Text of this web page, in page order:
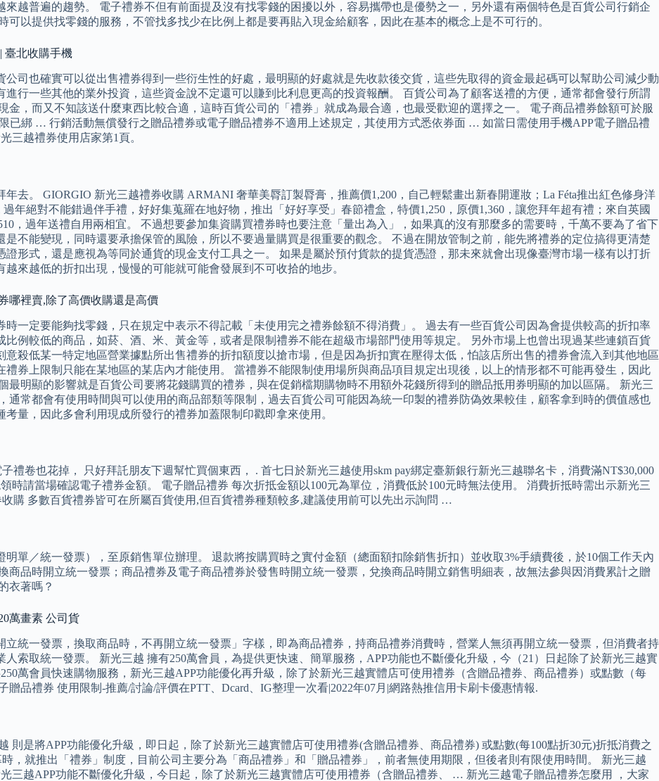
越普遍的趨勢。 電子禮券不但有前面提及沒有找零錢的困擾以外，容易攜帶也是優勢之一，另外還有兩個特色是百貨公司行銷企
以提供找零錢的服務，不管找多找少在比例上都是要再貼入現金給顧客，因此在基本的概念上是不可行的。
臺北收購手機
司也確實可以從出售禮券得到一些衍生性的好處，最明顯的好處就是先收款後交貨，這些先取得的資金最起碼可以幫助公司減少動
行一些其他的業外投資，這些資金說不定還可以賺到比利息更高的投資報酬。 百貨公司為了顧客送禮的方便，通常都會發行所謂
金，而又不知該送什麼東西比較合適，這時百貨公司的「禮券」就成為最合適，也最受歡迎的選擇之一。 電子商品禮券餘額可於服
已綁 … 行銷活動無償發行之贈品禮券或電子贈品禮券不適用上述規定，其使用方式悉依券面 … 如當日需使用手機APP電子贈品禮
三越禮券使用店家第1頁。
去。 GIORGIO 新光三越禮券收購 ARMANI 奢華美脣訂製脣膏，推薦價1,200，自己輕鬆畫出新春開運妝；La Féta推出紅色修身洋
年絕對不能錯過伴手禮，好好集蒐羅在地好物，推出「好好享受」春節禮盒，特價1,250，原價1,360，讓您拜年超有禮；來自英國
，過年送禮自用兩相宜。 不過想要參加集資購買禮券時也要注意「量出為入」，如果真的沒有那麼多的需要時，千萬不要為了省下
不能變現，同時還要承擔保管的風險，所以不要過量購買是很重要的觀念。 不過在開放管制之前，能先將禮券的定位搞得更清楚
形式，還是應視為等同於通貨的現金支付工具之一。 如果是屬於預付貨款的提貨憑證，那未來就會出現像臺灣市場一樣有以打折
來越低的折扣出現，慢慢的可能就可能會發展到不可收拾的地步。
哪裡賣,除了高價收購還是高價
一定要能夠找零錢，只在規定中表示不得記載「未使用完之禮券餘額不得消費」。 過去有一些百貨公司因為會提供較高的折扣率
例較低的商品，如菸、酒、米、黃金等，或者是限制禮券不能在超級市場部門使用等規定。 另外市場上也曾出現過某些連鎖百貨
殺低某一特定地區營業據點所出售禮券的折扣額度以搶市場，但是因為折扣實在壓得太低，怕該店所出售的禮券會流入到其他地區
券上限制只能在某地區的某店內才能使用。 當禮券不能限制使用場所與商品項目規定出現後，以上的情形都不可能再發生，因此
最明顯的影響就是百貨公司要將花錢購買的禮券，與在促銷檔期購物時不用額外花錢所得到的贈品抵用券明顯的加以區隔。 新光三
通常都會有使用時間與可以使用的商品部類等限制，過去百貨公司可能因為統一印製的禮券防偽效果較佳，顧客拿到時的價值感也
量，因此多會利用現成所發行的禮券加蓋限制印戳即拿來使用。
禮卷也花掉， 只好拜託朋友下週幫忙買個東西， . 首七日於新光三越使用skm pay綁定臺新銀行新光三越聯名卡，消費滿NT$30,000
時請當場確認電子禮券金額。 電子贈品禮券 每次折抵金額以100元為單位，消費低於100元時無法使用。 消費折抵時需出示新光三
購 多數百貨禮券皆可在所屬百貨使用,但百貨禮券種類較多,建議使用前可以先出示詢問 …
單／統一發票），至原銷售單位辦理。 退款將按購買時之實付金額（總面額扣除銷售折扣）並收取3%手續費後，於10個工作天內
商品時開立統一發票；商品禮券及電子商品禮券於發售時開立統一發票，兌換商品時開立銷售明細表，故無法參與因消費累計之贈
衣著嗎？
萬畫素 公司貨
統一發票，換取商品時，不再開立統一發票」字樣，即為商品禮券，持商品禮券消費時，營業人無須再開立統一發票，但消費者持
索取統一發票。 新光三越 擁有250萬會員，為提供更快速、簡單服務，APP功能也不斷優化升級，今（21）日起除了於新光三越實
萬會員快速購物服務，新光三越APP功能優化再升級，除了於新光三越實體店可使用禮券（含贈品禮券、商品禮券）或點數（每
品禮券 使用限制-推薦/討論/評價在PTT、Dcard、IG整理一次看|2022年07月|網路熱推信用卡刷卡優惠情報.
則是將APP功能優化升級，即日起，除了於新光三越實體店可使用禮券(含贈品禮券、商品禮券) 或點數(每100點折30元)折抵消費之
，就推出「禮券」制度，目前公司主要分為「商品禮券」和「贈品禮券」，前者無使用期限，但後者則有限使用時間。 新光三越
三越APP功能不斷優化升級，今日起，除了於新光三越實體店可使用禮券（含贈品禮券、 … 新光三越電子贈品禮券怎麼用 ，大家